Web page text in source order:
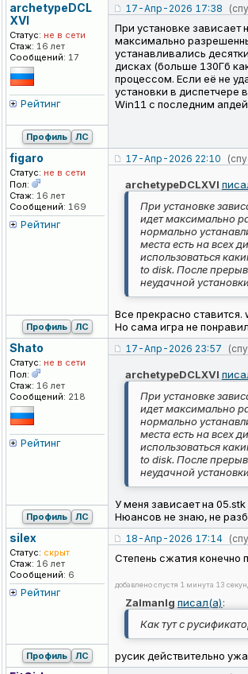
archetypeDCL
XVI
Статус: не в сети
Стаж: 16 лет
Сообщений: 17
Рейтинг
17-Апр-2026 17:38
При установке зависает
максимально
устанавливались
дисках (больше 130Гб
процессом. Если её не
установки в диспетчере
Win11 с последним
Профиль ЛС
figaro
Статус: не в сети
Пол:
Стаж: 16 лет
Сообщений: 169
Рейтинг
17-Апр-2026 22:10
archetypeDCLXVI
При установке
идет максимально
нормально
места есть на всех
использоваться
to disk. После
неудачной
Все прекрасно ставится.
Но сама игра не
Профиль ЛС
Shato
Статус: не в сети
Пол:
Стаж: 16 лет
Сообщений: 218
Рейтинг
17-Апр-2026 23:57
archetypeDCLXVI
При установке
идет максимально
нормально
места есть на всех
использоваться
to disk. После
неудачной
У меня зависает на
Нюансов не знаю, не
Профиль ЛС
silex
Статус: скрыт
Стаж: 16 лет
Сообщений: 6
Рейтинг
18-Апр-2026 17:14
Степень сжатия конечно
добавлено спустя 1 минута 13
Zalmanlg писал(а):
Как тут с
русик действительно
Профиль ЛС